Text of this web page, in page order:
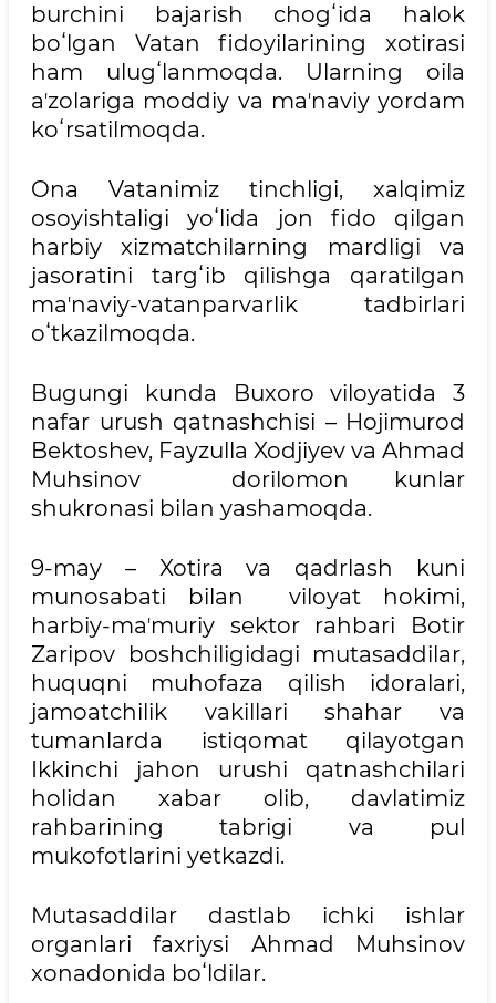
burchini bajarish chogʻida halok
boʻlgan Vatan fidoyilarining xotirasi
ham ulugʻlanmoqda. Ularning oila
aʼzolariga moddiy va maʼnaviy yordam
koʻrsatilmoqda.
Ona Vatanimiz tinchligi, xalqimiz
osoyishtaligi yoʻlida jon fido qilgan
harbiy xizmatchilarning mardligi va
jasoratini targʻib qilishga qaratilgan
maʼnaviy-vatanparvarlik tadbirlari
oʻtkazilmoqda.
Bugungi kunda Buxoro viloyatida 3
nafar urush qatnashchisi – Hojimurod
Bektoshev, Fayzulla Xodjiyev va Ahmad
Muhsinov dorilomon kunlar
shukronasi bilan yashamoqda.
9-may – Xotira va qadrlash kuni
munosabati bilan viloyat hokimi,
harbiy-maʼmuriy sektor rahbari Botir
Zaripov boshchiligidagi mutasaddilar,
huquqni muhofaza qilish idoralari,
jamoatchilik vakillari shahar va
tumanlarda istiqomat qilayotgan
Ikkinchi jahon urushi qatnashchilari
holidan xabar olib, davlatimiz
rahbarining tabrigi va pul
mukofotlarini yetkazdi.
Mutasaddilar dastlab ichki ishlar
organlari faxriysi Ahmad Muhsinov
xonadonida boʻldilar.